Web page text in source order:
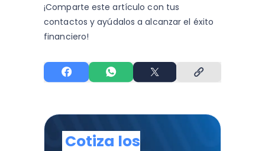
¡Comparte este artículo con tus
contactos y ayúdalos a alcanzar el éxito
financiero!
Cotiza los